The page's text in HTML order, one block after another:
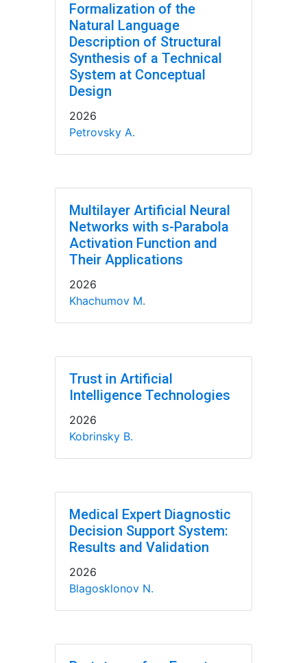
Formalization of the
Natural Language
Description of Structural
Synthesis of a Technical
System at Conceptual
Design
2026
Petrovsky A.
Multilayer Artificial Neural
Networks with s-Parabola
Activation Function and
Their Applications
2026
Khachumov M.
Trust in Artificial
Intelligence Technologies
2026
Kobrinsky B.
Medical Expert Diagnostic
Decision Support System:
Results and Validation
2026
Blagosklonov N.